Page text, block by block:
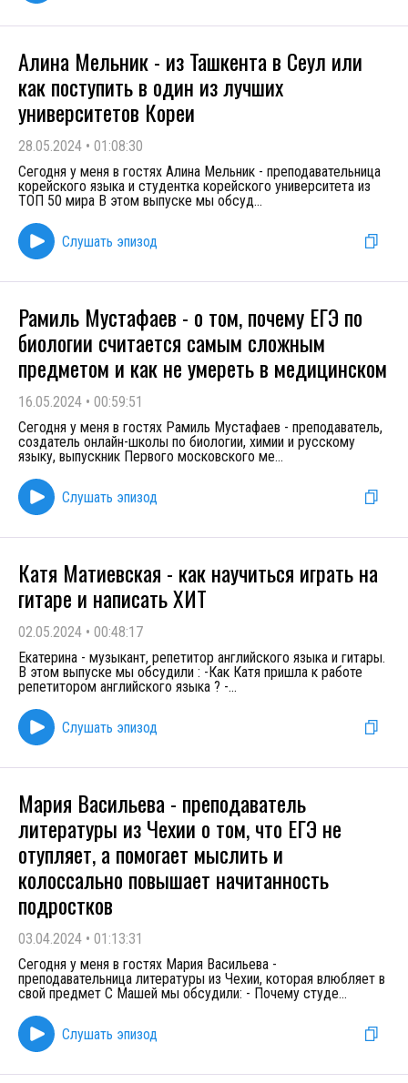
Алина Мельник - из Ташкента в Сеул или
как поступить в один из лучших
университетов Кореи
28.05.2024 • 01:08:30
Сегодня у меня в гостях Алина Мельник - преподавательница
корейского языка и студентка корейского университета из
ТОП 50 мира В этом выпуске мы обсуд...
Слушать эпизод
Рамиль Мустафаев - о том, почему ЕГЭ по
биологии считается самым сложным
предметом и как не умереть в медицинском
16.05.2024 • 00:59:51
Сегодня у меня в гостях Рамиль Мустафаев - преподаватель,
создатель онлайн-школы по биологии, химии и русскому
языку, выпускник Первого московского ме...
Слушать эпизод
Катя Матиевская - как научиться играть на
гитаре и написать ХИТ
02.05.2024 • 00:48:17
Екатерина - музыкант, репетитор английского языка и гитары.
В этом выпуске мы обсудили : -Как Катя пришла к работе
репетитором английского языка ? -...
Слушать эпизод
Мария Васильева - преподаватель
литературы из Чехии о том, что ЕГЭ не
отупляет, а помогает мыслить и
колоссально повышает начитанность
подростков
03.04.2024 • 01:13:31
Сегодня у меня в гостях Мария Васильева -
преподавательница литературы из Чехии, которая влюбляет в
свой предмет С Машей мы обсудили: - Почему студе...
Слушать эпизод